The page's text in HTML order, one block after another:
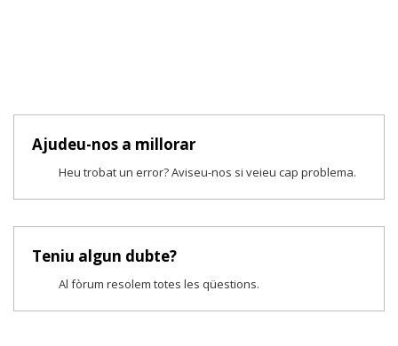
Ajudeu-nos a millorar
Heu trobat un error? Aviseu-nos si veieu cap problema.
Teniu algun dubte?
Al fòrum resolem totes les qüestions.